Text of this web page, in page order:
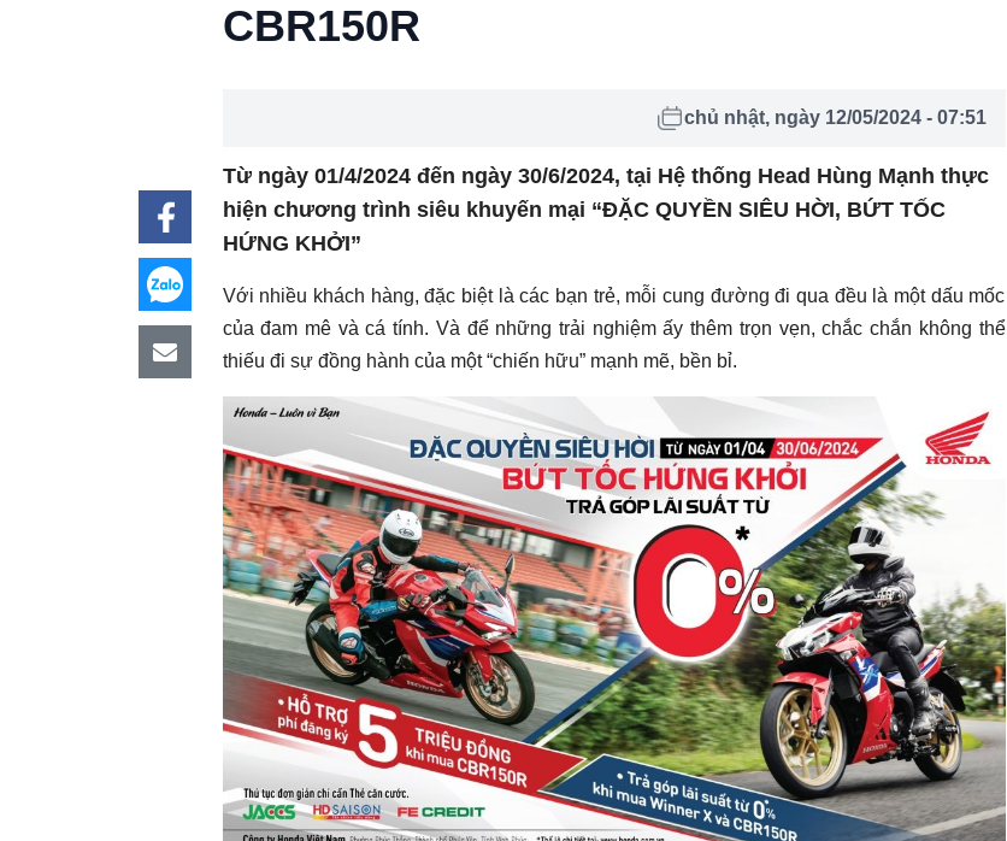
CBR150R
chủ nhật, ngày 12/05/2024 - 07:51
Từ ngày 01/4/2024 đến ngày 30/6/2024, tại Hệ thống Head Hùng Mạnh thực
hiện chương trình siêu khuyến mại “ĐẶC QUYỀN SIÊU HỜI, BỨT TỐC
HỨNG KHỞI”
Với nhiều khách hàng, đặc biệt là các bạn trẻ, mỗi cung đường đi qua đều là một dấu mốc
của đam mê và cá tính. Và để những trải nghiệm ấy thêm trọn vẹn, chắc chắn không thể
thiếu đi sự đồng hành của một “chiến hữu” mạnh mẽ, bền bỉ.